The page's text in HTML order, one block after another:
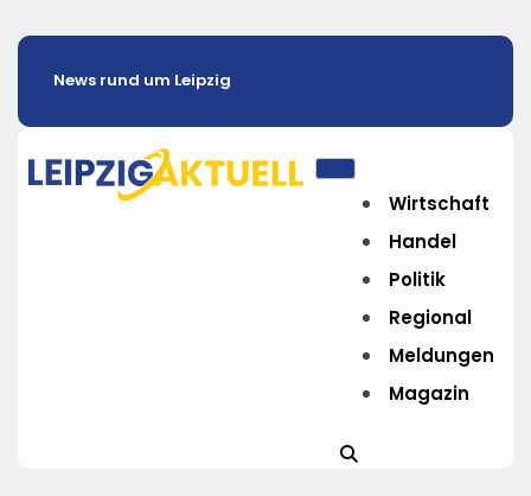
News rund um Leipzig
Wirtschaft
Handel
Politik
Regional
Meldungen
Magazin